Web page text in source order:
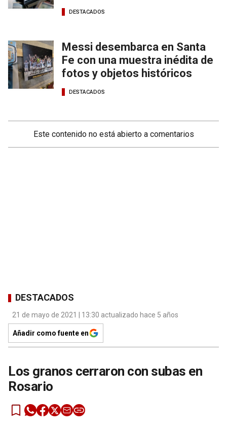
DESTACADOS
Messi desembarca en Santa
Fe con una muestra inédita de
fotos y objetos históricos
DESTACADOS
Este contenido no está abierto a comentarios
DESTACADOS
21 de mayo de 2021 | 13:30 actualizado hace 5 años
Añadir como fuente en
Los granos cerraron con subas en
Rosario